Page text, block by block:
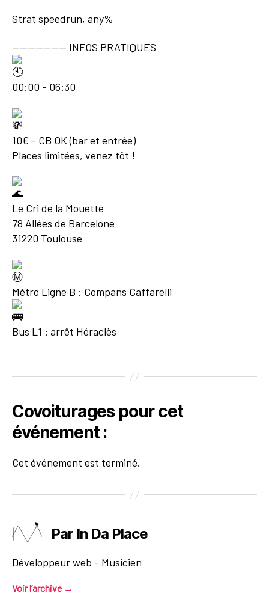
Strat speedrun, any%
-------------- INFOS PRATIQUES
00:00 - 06:30
10€ - CB OK (bar et entrée)
Places limitées, venez tôt !
Le Cri de la Mouette
78 Allées de Barcelone
31220 Toulouse
Métro Ligne B : Compans Caffarelli
Bus L1 : arrêt Héraclès
Covoiturages pour cet
événement :
Cet événement est terminé.
Par In Da Place
Développeur web - Musicien
Voir l’archive →